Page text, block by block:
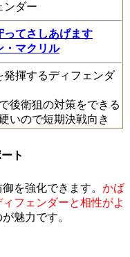
ンダー
ってさしあげます
・マクリル
発揮するディフェンダ
後衛狙の対策をできる
いので短期決戦向き
ト
を強化できます。 かば
フェンダーと相性がよ
魅力です。